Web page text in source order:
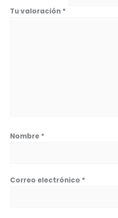
Tu valoración *
Nombre *
Correo electrónico *